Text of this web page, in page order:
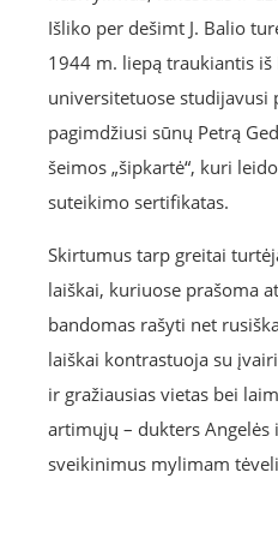
Išliko per dešimt J. Balio
1944 m. liepą traukiantis
universitetuose studijavusi
pagimdžiusi sūnų Petrą
šeimos „šipkartė“, kuri
suteikimo sertifikatas.
Skirtumus tarp greitai
laiškai, kuriuose prašoma
bandomas rašyti net
laiškai kontrastuoja su
ir gražiausias vietas bei
artimųjų – dukters
sveikinimus mylimam